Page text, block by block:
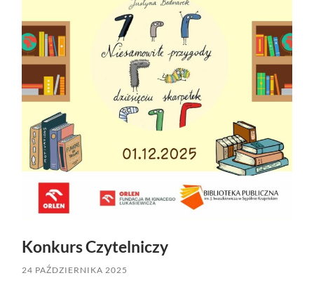
Konkurs Czytelniczy
24 PAŹDZIERNIKA 2025